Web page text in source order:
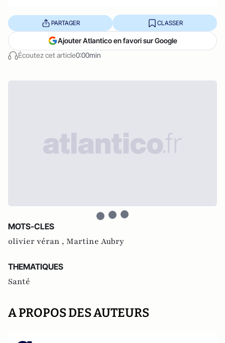
Écoutez cet article0:00min
PARTAGER CLASSER
Ajouter Atlantico en favori sur Google
MOTS-CLES
olivier véran , Martine Aubry
THEMATIQUES
Santé
A PROPOS DES AUTEURS